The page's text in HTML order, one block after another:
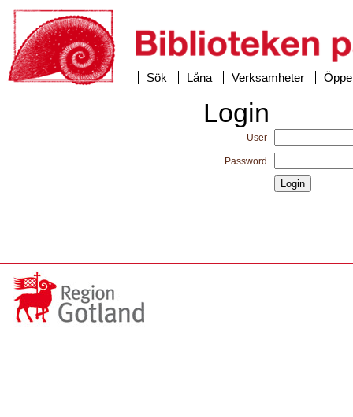
Sök Låna Verksamheter
Login
User
Password